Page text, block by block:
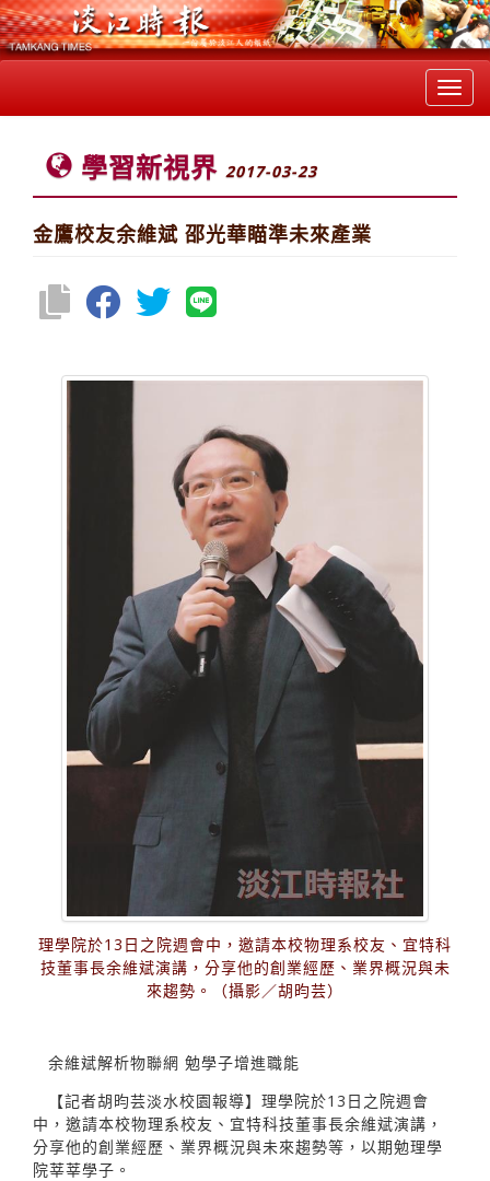
學習新視界 2017-03-23
金鷹校友余維斌 邵光華瞄準未來產業
理學院於13日之院週會中，邀請本校物理系校友、宜特科
技董事長余維斌演講，分享他的創業經歷、業界概況與未
來趨勢。（攝影／胡昀芸）
余維斌解析物聯網 勉學子增進職能
【記者胡昀芸淡水校園報導】理學院於13日之院週會
中，邀請本校物理系校友、宜特科技董事長余維斌演講，
分享他的創業經歷、業界概況與未來趨勢等，以期勉理學
院莘莘學子。